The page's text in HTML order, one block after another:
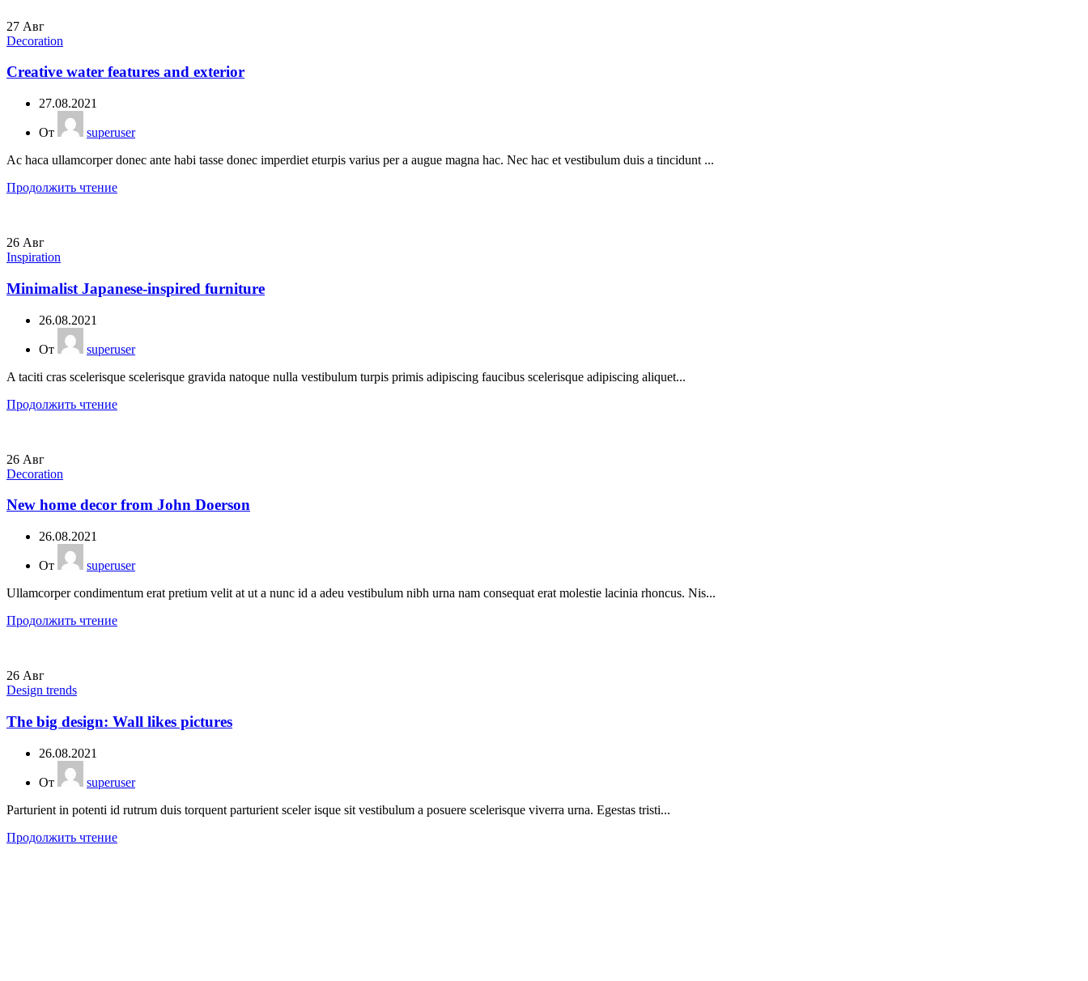
27 Авг
Decoration
Creative water features and exterior
27.08.2021
От
superuser
Ac haca ullamcorper donec ante habi tasse donec imperdiet eturpis varius per a augue magna hac. Nec hac et vestibulum duis a tincidunt ...
Продолжить чтение
26 Авг
Inspiration
Minimalist Japanese-inspired furniture
26.08.2021
От
superuser
A taciti cras scelerisque scelerisque gravida natoque nulla vestibulum turpis primis adipiscing faucibus scelerisque adipiscing aliquet...
Продолжить чтение
26 Авг
Decoration
New home decor from John Doerson
26.08.2021
От
superuser
Ullamcorper condimentum erat pretium velit at ut a nunc id a adeu vestibulum nibh urna nam consequat erat molestie lacinia rhoncus. Nis...
Продолжить чтение
26 Авг
Design trends
The big design: Wall likes pictures
26.08.2021
От
superuser
Parturient in potenti id rutrum duis torquent parturient sceler isque sit vestibulum a posuere scelerisque viverra urna. Egestas tristi...
Продолжить чтение